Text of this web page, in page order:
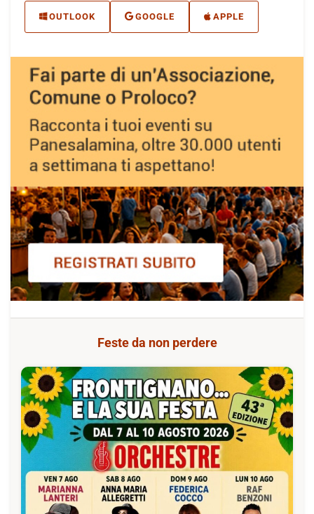
OUTLOOK GOOGLE APPLE
Feste da non perdere